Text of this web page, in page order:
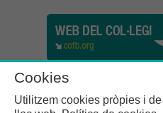
Cookies
Utilitzem cookies pròpies i